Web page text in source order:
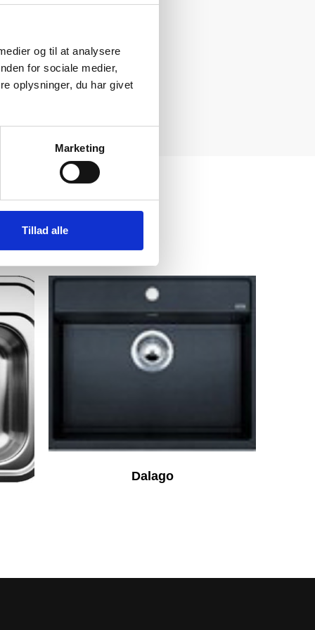
og til at analysere
for sociale medier,
oplysninger, du har givet
Marketing
Tillad alle
Dalago